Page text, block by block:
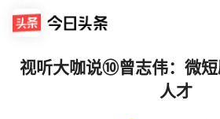
视听大咖说⑩曾志伟：微
人才